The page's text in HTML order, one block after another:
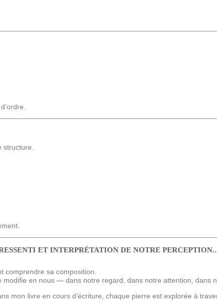
structure.
ET INTERPRÉTATION DE NOTRE
comprendre sa composition.
modifie en nous — dans notre regard, dans notre attention, dans
mon livre en cours d’écriture, chaque pierre est explorée à